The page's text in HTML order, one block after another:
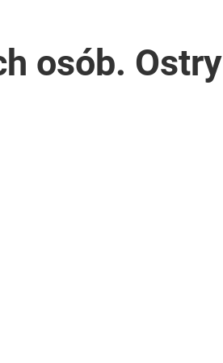
osób. Ostry